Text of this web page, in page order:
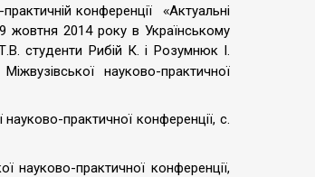
конференції «Актуальні
жовтня 2014 року в Українському
студенти Рибій К. і Розумнюк І.
Міжвузівської науково-практичної
науково-практичної конференції, с.
науково-практичної конференції,